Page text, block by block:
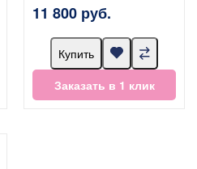
11 800 руб.
Купить
Заказать в 1 клик